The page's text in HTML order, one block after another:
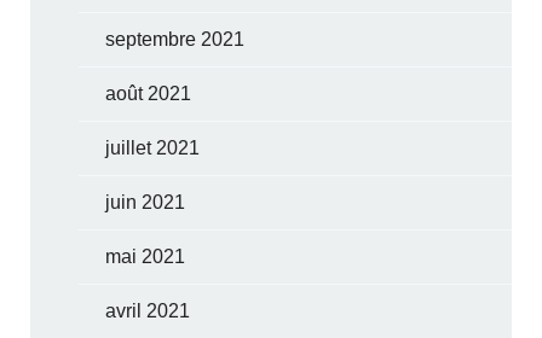
septembre 2021
août 2021
juillet 2021
juin 2021
mai 2021
avril 2021